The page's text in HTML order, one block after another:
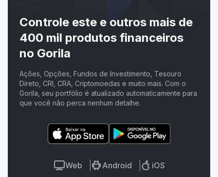
Controle este e outros mais de
400 mil produtos financeiros
no Gorila
Ações, Opções, Fundos de Investimento, Tesouro
Direto, CRI, CRA, Criptomoedas e muito mais. Com o
Gorila, seu portfólio é atualizado automaticamente para
que você não perca nenhum detalhe.
Web Android iOS